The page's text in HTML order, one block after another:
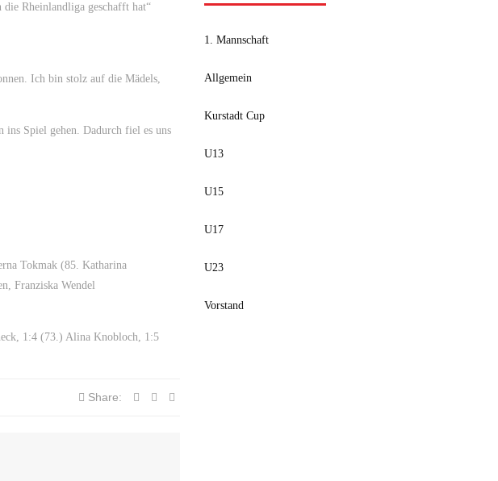
Rheinlandliga geschafft hat“
Ich bin stolz auf die Mädels,
ins Spiel gehen. Dadurch fiel es uns
Tokmak (85. Katharina
Franziska Wendel
1:4 (73.) Alina Knobloch, 1:5
Share:
1. Mannschaft
Allgemein
Kurstadt Cup
U13
U15
U17
U23
Vorstand